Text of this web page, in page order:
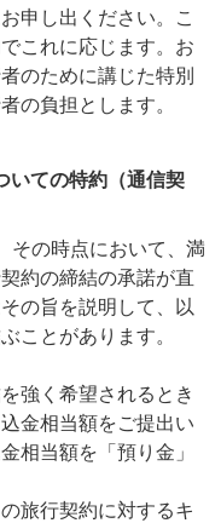
申し出ください。こ
これに応じます。お
のために講じた特別
の負担とします。
いての特約（通信契
その時点において、満
約の締結の承諾が直
の旨を説明して、以
ことがあります。
強く希望されるとき
金相当額をご提出い
相当額を「預り金」
旅行契約に対するキ